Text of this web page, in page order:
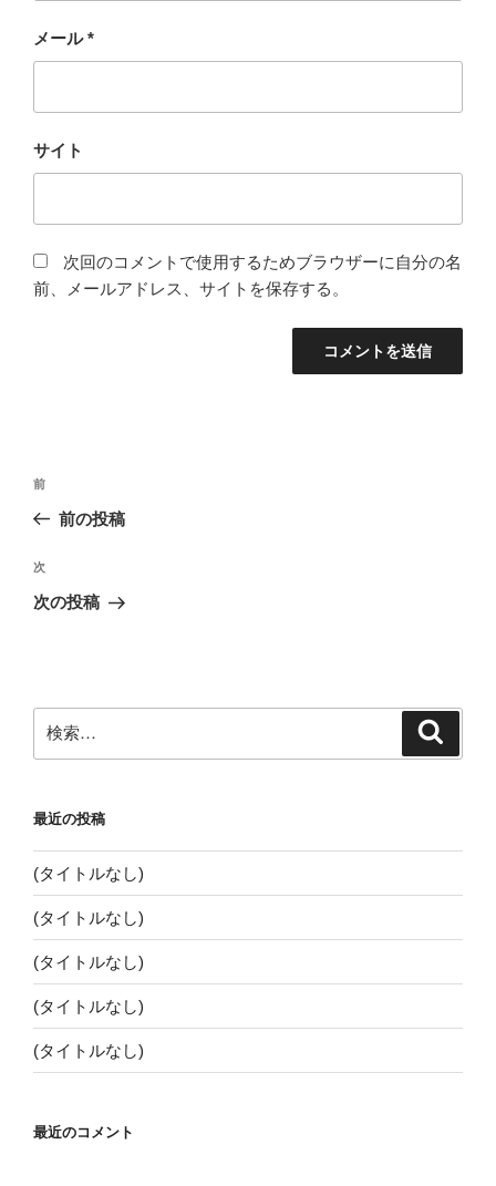
メール*
サイト
次回のコメントで使用するためブラウザーに自分の名
前、メールアドレス、サイトを保存する。
投
ビ
ゲ
ン
前
の
稿
前
前の投稿
次
の
次
次の投稿
検
索:
最近の投稿
(タイトルなし)
(タイトルなし)
(タイトルなし)
(タイトルなし)
(タイトルなし)
最近のコメント